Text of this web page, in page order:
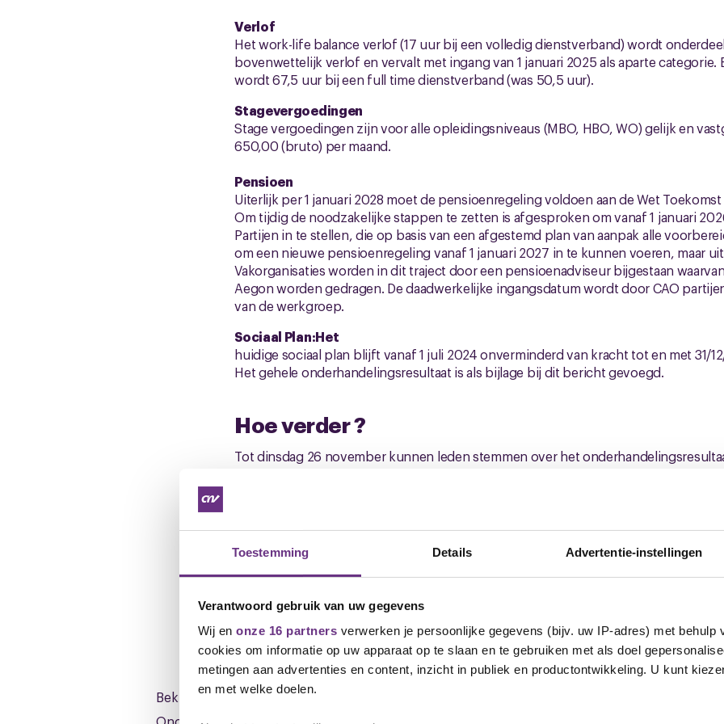
Toestemming Details Advertentie-instellingen
Verantwoord gebruik van uw gegevens
Wij en onze 16 partners verwerken je persoonlijke gegevens (bijv. uw IP-adres) met behulp
cookies om informatie op uw apparaat op te slaan en te gebruiken met als doel
metingen aan advertenties en content, inzicht in publiek en productontwikkeling. U kunt
en met welke doelen.
Verlof
Het work-life balance verlof (17 uur bij een volledig dienstverband) wordt
bovenwettelijk verlof en vervalt met ingang van 1 januari 2025 als aparte
wordt 67,5 uur bij een full time dienstverband (was 50,5 uur).
Stagevergoedingen
Stage vergoedingen zijn voor alle opleidingsniveaus (MBO, HBO, WO) gelijk en
650,00 (bruto) per maand.
Pensioen
Uiterlijk per 1 januari 2028 moet de pensioenregeling voldoen aan de Wet Toekomst
Om tijdig de noodzakelijke stappen te zetten is afgesproken om vanaf 1 januari
Partijen in te stellen, die op basis van een afgestemd plan van aanpak alle
om een nieuwe pensioenregeling vanaf 1 januari 2027 in te kunnen voeren, maar
Vakorganisaties worden in dit traject door een pensioenadviseur bijgestaan
Aegon worden gedragen. De daadwerkelijke ingangsdatum wordt door CAO
van de werkgroep.
Sociaal Plan:Het
huidige sociaal plan blijft vanaf 1 juli 2024 onverminderd van kracht tot en met 31/
Het gehele onderhandelingsresultaat is als bijlage bij dit bericht gevoegd.
Hoe verder ?
Tot dinsdag 26 november kunnen leden stemmen over het
Andre Mulder
Belangrijke informatie
Bekijk hier de cao van Aegon